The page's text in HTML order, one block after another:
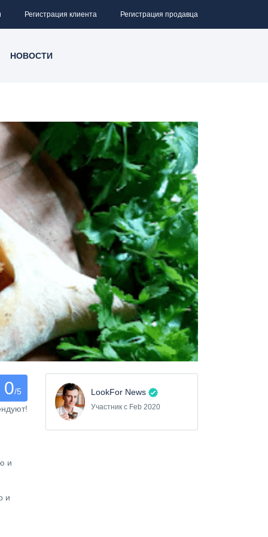
Регистрация клиента Регистрация продавца
НОВОСТИ
0/5
и
и
LookFor News
Участник с Feb 2020